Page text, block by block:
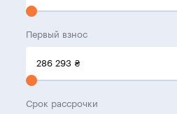
Первый взнос
286 293 ₴
Срок рассрочки